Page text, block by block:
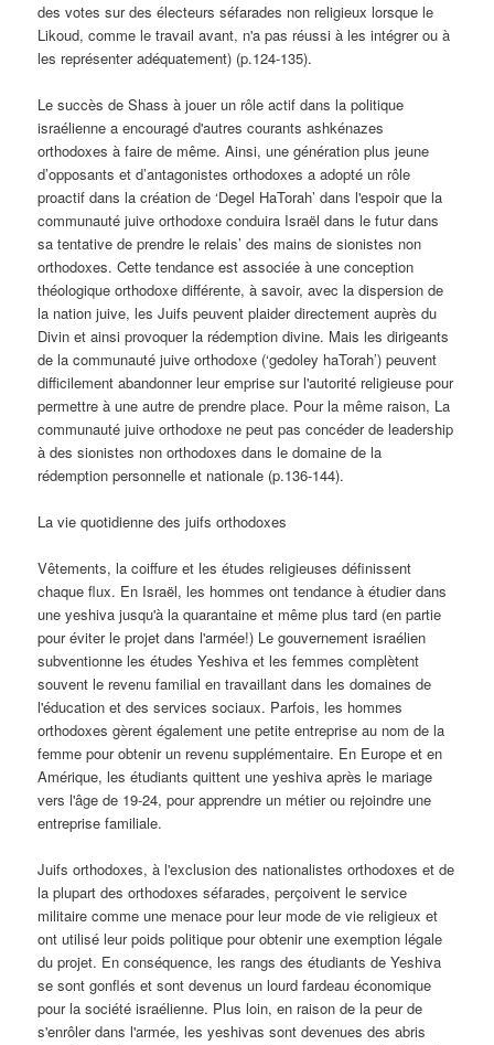
des votes sur des électeurs séfarades non religieux lorsque le
Likoud, comme le travail avant, n'a pas réussi à les intégrer ou à
les représenter adéquatement) (p.124-135).
Le succès de Shass à jouer un rôle actif dans la politique
israélienne a encouragé d'autres courants ashkénazes
orthodoxes à faire de même. Ainsi, une génération plus jeune
d’opposants et d’antagonistes orthodoxes a adopté un rôle
proactif dans la création de ‘Degel HaTorah’ dans l'espoir que la
communauté juive orthodoxe conduira Israël dans le futur dans
sa tentative de prendre le relais’ des mains de sionistes non
orthodoxes. Cette tendance est associée à une conception
théologique orthodoxe différente, à savoir, avec la dispersion de
la nation juive, les Juifs peuvent plaider directement auprès du
Divin et ainsi provoquer la rédemption divine. Mais les dirigeants
de la communauté juive orthodoxe (‘gedoley haTorah’) peuvent
difficilement abandonner leur emprise sur l'autorité religieuse pour
permettre à une autre de prendre place. Pour la même raison, La
communauté juive orthodoxe ne peut pas concéder de leadership
à des sionistes non orthodoxes dans le domaine de la
rédemption personnelle et nationale (p.136-144).
La vie quotidienne des juifs orthodoxes
Vêtements, la coiffure et les études religieuses définissent
chaque flux. En Israël, les hommes ont tendance à étudier dans
une yeshiva jusqu'à la quarantaine et même plus tard (en partie
pour éviter le projet dans l'armée!) Le gouvernement israélien
subventionne les études Yeshiva et les femmes complètent
souvent le revenu familial en travaillant dans les domaines de
l'éducation et des services sociaux. Parfois, les hommes
orthodoxes gèrent également une petite entreprise au nom de la
femme pour obtenir un revenu supplémentaire. En Europe et en
Amérique, les étudiants quittent une yeshiva après le mariage
vers l'âge de 19-24, pour apprendre un métier ou rejoindre une
entreprise familiale.
Juifs orthodoxes, à l'exclusion des nationalistes orthodoxes et de
la plupart des orthodoxes séfarades, perçoivent le service
militaire comme une menace pour leur mode de vie religieux et
ont utilisé leur poids politique pour obtenir une exemption légale
du projet. En conséquence, les rangs des étudiants de Yeshiva
se sont gonflés et sont devenus un lourd fardeau économique
pour la société israélienne. Plus loin, en raison de la peur de
s'enrôler dans l'armée, les yeshivas sont devenues des abris